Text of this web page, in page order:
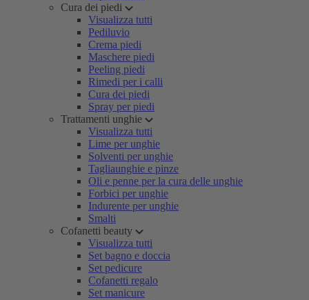
Cura dei piedi
Visualizza tutti
Pediluvio
Crema piedi
Maschere piedi
Peeling piedi
Rimedi per i calli
Cura dei piedi
Spray per piedi
Trattamenti unghie
Visualizza tutti
Lime per unghie
Solventi per unghie
Tagliaunghie e pinze
Oli e penne per la cura delle unghie
Forbici per unghie
Indurente per unghie
Smalti
Cofanetti beauty
Visualizza tutti
Set bagno e doccia
Set pedicure
Cofanetti regalo
Set manicure